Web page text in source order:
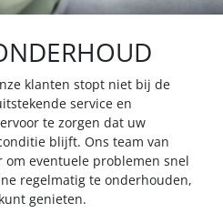
klanten stopt niet bij de
service en
te zorgen dat uw
blijft. Ons team van
eventuele problemen snel
regelmatig te onderhouden,
genieten.